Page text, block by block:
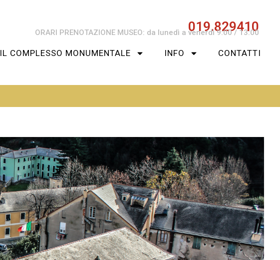
019.829410
ORARI PRENOTAZIONE MUSEO: da lunedì a venerdì 9:00 / 13:00
IL COMPLESSO MONUMENTALE INFO CONTATTI